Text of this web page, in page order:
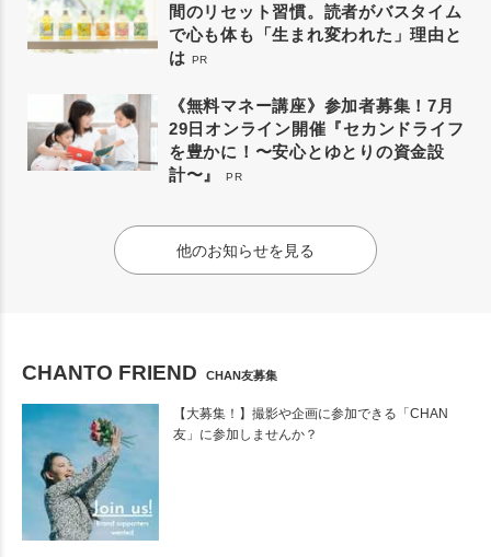
間のリセット習慣。読者がバスタイム
で心も体も「生まれ変われた」理由と
は PR
《無料マネー講座》参加者募集！7月
29日オンライン開催『セカンドライフ
を豊かに！〜安心とゆとりの資金設
計〜』
PR
他のお知らせを見る
CHANTO FRIEND CHAN友募集
【大募集！】撮影や企画に参加できる「CHAN
友」に参加しませんか？